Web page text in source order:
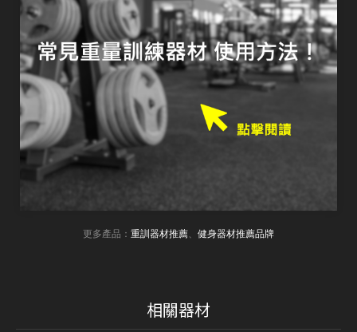
更多產品： 重訓器材推薦、 健身器材推薦品牌
相關器材